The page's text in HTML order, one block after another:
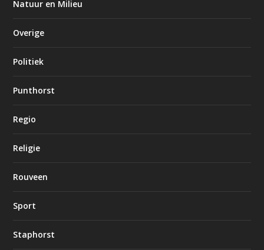
Natuur en Milieu
Overige
Politiek
Punthorst
Regio
Religie
Rouveen
Sport
Staphorst